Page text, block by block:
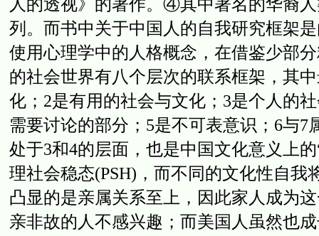
人的透视》的著作。④其中著名的华裔
列。而书中关于中国人的自我研究框架
使用心理学中的人格概念，在借鉴少部
的社会世界有八个层次的联系框架，其
化；2是有用的社会与文化；3是个人的
需要讨论的部分；5是不可表意识；6与
处于3和4的层面，也是中国文化意义上
理社会稳态(PSH)，而不同的文化性自
凸显的是亲属关系至上，因此家人成为
亲非故的人不感兴趣；而美国人虽然也